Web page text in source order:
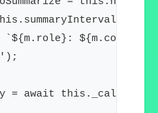
`${m.role}:
= await this._callLLM(`